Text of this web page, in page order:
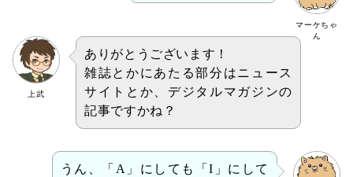
マーケちゃ
ん
上武
ありがとうございます！
雑誌とかにあたる部分はニュース
サイトとか、デジタルマガジンの
記事ですかね？
うん、「A」にしても「I」にして